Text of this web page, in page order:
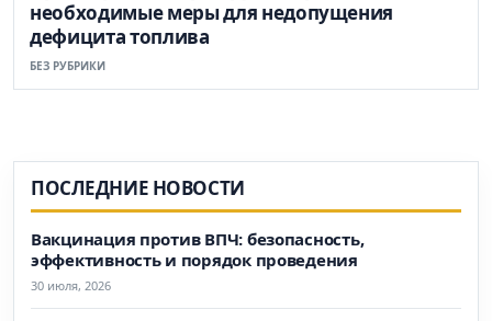
необходимые меры для недопущения
дефицита топлива
БЕЗ РУБРИКИ
ПОСЛЕДНИЕ НОВОСТИ
Вакцинация против ВПЧ: безопасность,
эффективность и порядок проведения
30 июля, 2026